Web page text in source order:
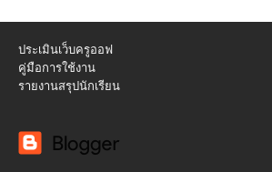
ประเมินเว็บครูออฟ
คู่มือการใช้งาน
รายงานสรุปนักเรียน